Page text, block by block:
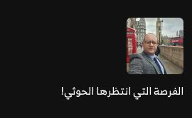
الفرصة التي انتظرها الحوثي!